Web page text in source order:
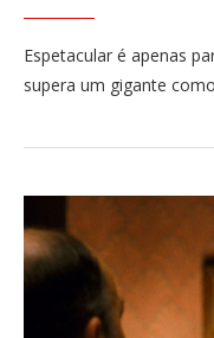
Espetacular é apenas
supera um gigante